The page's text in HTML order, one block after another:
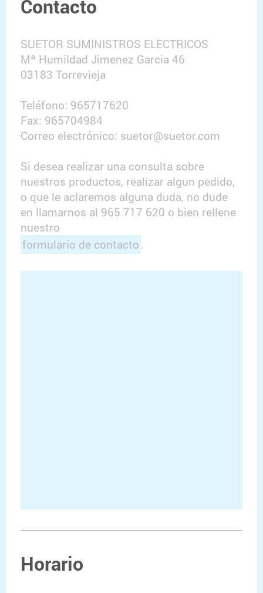
Contacto
SUETOR SUMINISTROS ELECTRICOS
Mª Humildad Jimenez Garcia 46
03183 Torrevieja
Teléfono: 965717620
Fax: 965704984
Correo electrónico: suetor@suetor.com
Si desea realizar una consulta sobre
nuestros productos, realizar algun pedido,
o que le aclaremos alguna duda, no dude
en llamarnos al 965 717 620 o bien rellene
nuestro
formulario de contacto .
Horario